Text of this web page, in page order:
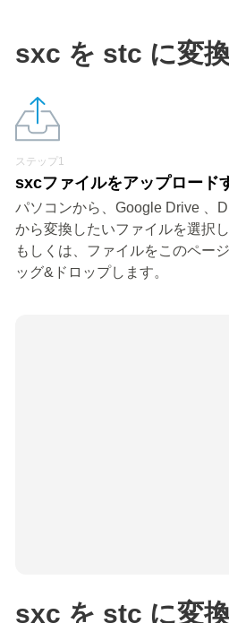
sxc を stc に変
ステップ1
sxcファイルをアップロード
パソコンから、Google Drive 、
から変換したいファイルを選択し
もしくは、ファイルをこのペー
ッグ&ドロップします。
sxc を stc に変